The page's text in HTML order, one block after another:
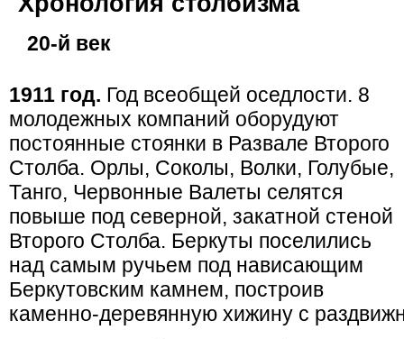
20-й век
1911 год. Год всеобщей оседлости. 8
молодежных компаний оборудуют
постоянные стоянки в Развале Второго
Столба. Орлы, Соколы, Волки, Голубые,
Танго, Червонные Валеты селятся
повыше под северной, закатной стеной
Второго Столба. Беркуты поселились
над самым ручьем под нависающим
Беркутовским камнем, построив
каменно-деревянную хижину с